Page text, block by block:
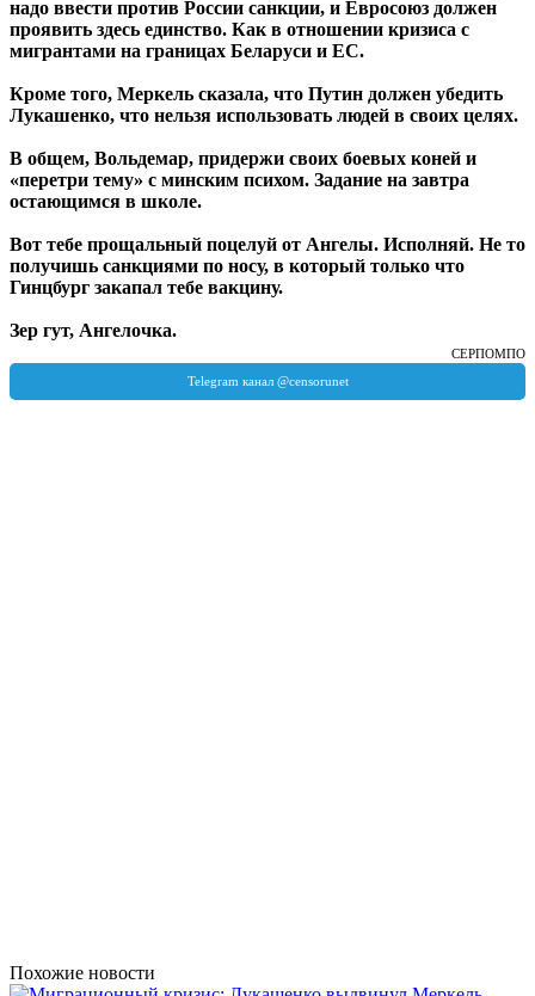
надо ввести против России санкции, и Евросоюз должен
проявить здесь единство. Как в отношении кризиса с
мигрантами на границах Беларуси и ЕС.
Кроме того, Меркель сказала, что Путин должен убедить
Лукашенко, что нельзя использовать людей в своих целях.
В общем, Вольдемар, придержи своих боевых коней и
«перетри тему» с минским психом. Задание на завтра
остающимся в школе.
Вот тебе прощальный поцелуй от Ангелы. Исполняй. Не то
получишь санкциями по носу, в который только что
Гинцбург закапал тебе вакцину.
Зер гут, Ангелочка.
СЕРПОМПО
Похожие новости